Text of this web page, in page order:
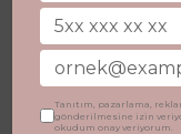
Tanıtım, pazarlama,
gönderilmesine izin
okudum onay veriyorum.